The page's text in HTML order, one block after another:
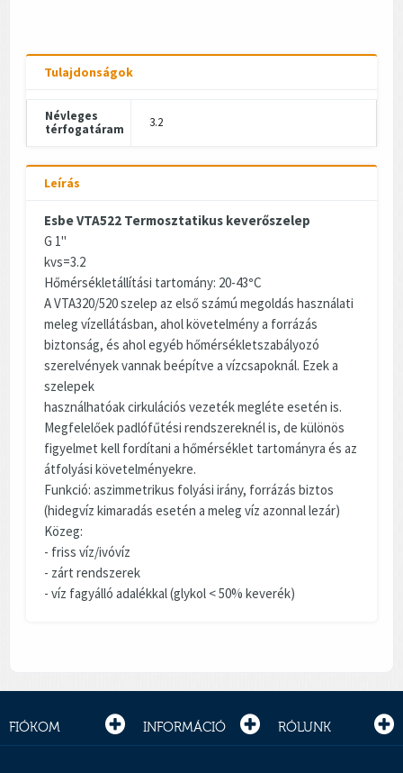
Tulajdonságok
Névleges
térfogatáram
3.2
Leírás
Esbe VTA522 Termosztatikus keverőszelep
G 1"
kvs=3.2
Hőmérsékletállítási tartomány: 20-43°C
A VTA320/520 szelep az első számú megoldás használati
meleg vízellátásban, ahol követelmény a forrázás
biztonság, és ahol egyéb hőmérsékletszabályozó
szerelvények vannak beépítve a vízcsapoknál. Ezek a
szelepek
használhatóak cirkulációs vezeték megléte esetén is.
Megfelelőek padlófűtési rendszereknél is, de különös
figyelmet kell fordítani a hőmérséklet tartományra és az
átfolyási követelményekre.
Funkció: aszimmetrikus folyási irány, forrázás biztos
(hidegvíz kimaradás esetén a meleg víz azonnal lezár)
Közeg:
- friss víz/ivóvíz
- zárt rendszerek
- víz fagyálló adalékkal (glykol < 50% keverék)
FIÓKOM INFORMÁCIÓ RÓLUNK